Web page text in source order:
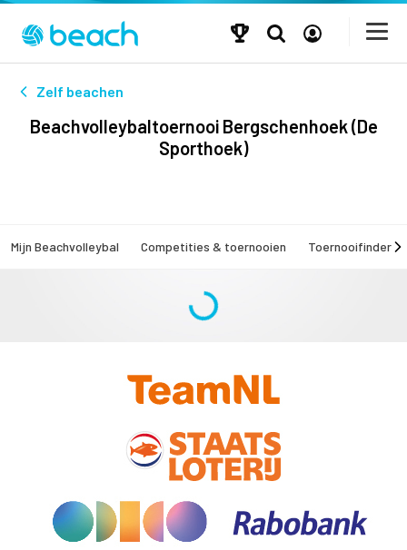
Zelf beachen
Beachvolleybaltoernooi Bergschenhoek (De
Sporthoek)
Mijn Beachvolleybal Competities & toernooien Toernooifinder